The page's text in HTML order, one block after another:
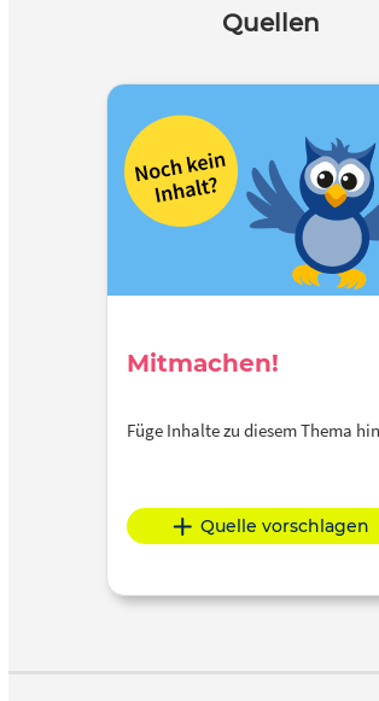
Quellen
Mitmachen!
Füge Inhalte zu diesem Thema
Quelle vorschlagen